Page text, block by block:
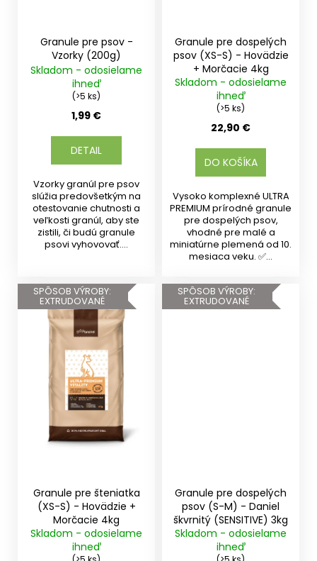
Granule pre psov -
Vzorky (200g)
Skladom - odosielame
ihneď
(>5 ks)
1,99 €
DETAIL
Vzorky granúl pre psov
slúžia predovšetkým na
otestovanie chutnosti a
veľkosti granúl, aby ste
zistili, či budú granule
psovi vyhovovať....
Granule pre dospelých
psov (XS-S) - Hovädzie
+ Morčacie 4kg
Skladom - odosielame
ihneď
(>5 ks)
22,90 €
DO KOŠÍKA
Vysoko komplexné ULTRA
PREMIUM prírodné granule
pre dospelých psov,
vhodné pre malé a
miniatúrne plemená od 10.
mesiaca veku. ✅...
SPÔSOB VÝROBY:
EXTRUDOVANÉ
Granule pre šteniatka
(XS-S) - Hovädzie +
Morčacie 4kg
Skladom - odosielame
ihneď
SPÔSOB VÝROBY:
EXTRUDOVANÉ
Granule pre dospelých
psov (S-M) - Daniel
škvrnitý (SENSITIVE) 3kg
Skladom - odosielame
ihneď